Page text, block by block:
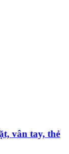
vân tay, thẻ